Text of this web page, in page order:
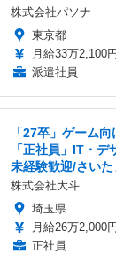
株式会社パソナ
東京都
月給33万2,100
派遣社員
「27卒」ゲーム
「正社員」IT・デ
未経験歓迎/さい
株式会社大斗
埼玉県
月給26万2,000
正社員